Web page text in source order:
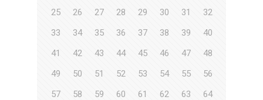
25
26 27 28 29 30 31
32
33
34 35 36 37 38 39
40
41
42 43 44 45 46 47
48
49
50 51 52 53 54 55
56
57
58 59 60 61 62 63
64